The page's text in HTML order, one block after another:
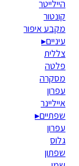
היילייטר
קונטור
מקבע איפור
עיניים▸
צללית
פלטה
מסקרה
עפרון
אייליינר
שפתיים▸
עפרון
גלוס
שפתון